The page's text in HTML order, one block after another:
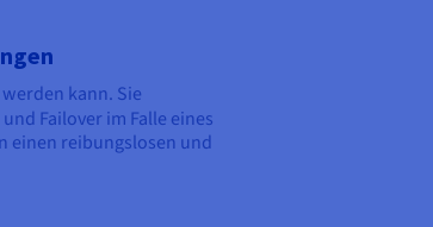
kann. Sie
und Failover im Falle eines
einen reibungslosen und